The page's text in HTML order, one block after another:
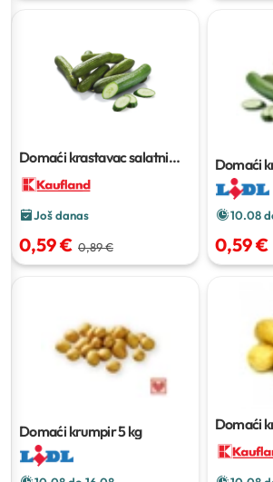
Domaći krastavac salatni
Još danas
0,59 € 0,89 €
Domaći
10.08
0,59 €
Domaći krumpir5 kg Domaći